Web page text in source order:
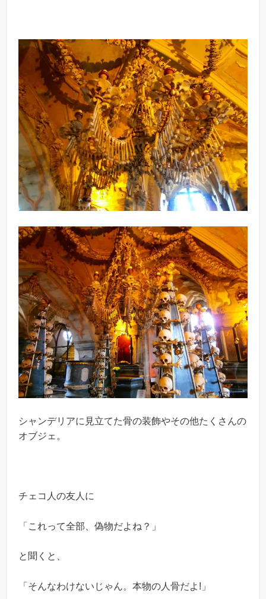
シャンデリアに見立てた骨の装飾やその他たくさんの
オブジェ。
チェコ人の友人に
「これって全部、偽物だよね？」
と聞くと、
「そんなわけないじゃん。本物の人骨だよ!」